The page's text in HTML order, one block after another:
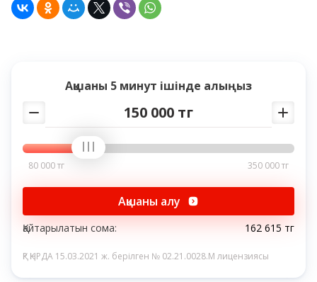
Ақшаны 5 минут ішінде алыңыз
150 000 тг
80 000 тг 350 000 тг
Ақшаны алу
Қайтарылатын сома: 162 615 тг
ҚР ҚНРДА 15.03.2021 ж. берілген № 02.21.0028.M лицензиясы